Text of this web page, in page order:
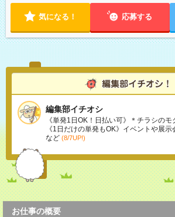
ます。 ※曜日固定（毎週同じ曜日での
気になる！ 応募する
編集部イチオシ
《単発1日OK！日払い可》＊チラシのモ
《1日だけの単発もOK》イベントや展
など (8/7UP!)
お仕事の概要